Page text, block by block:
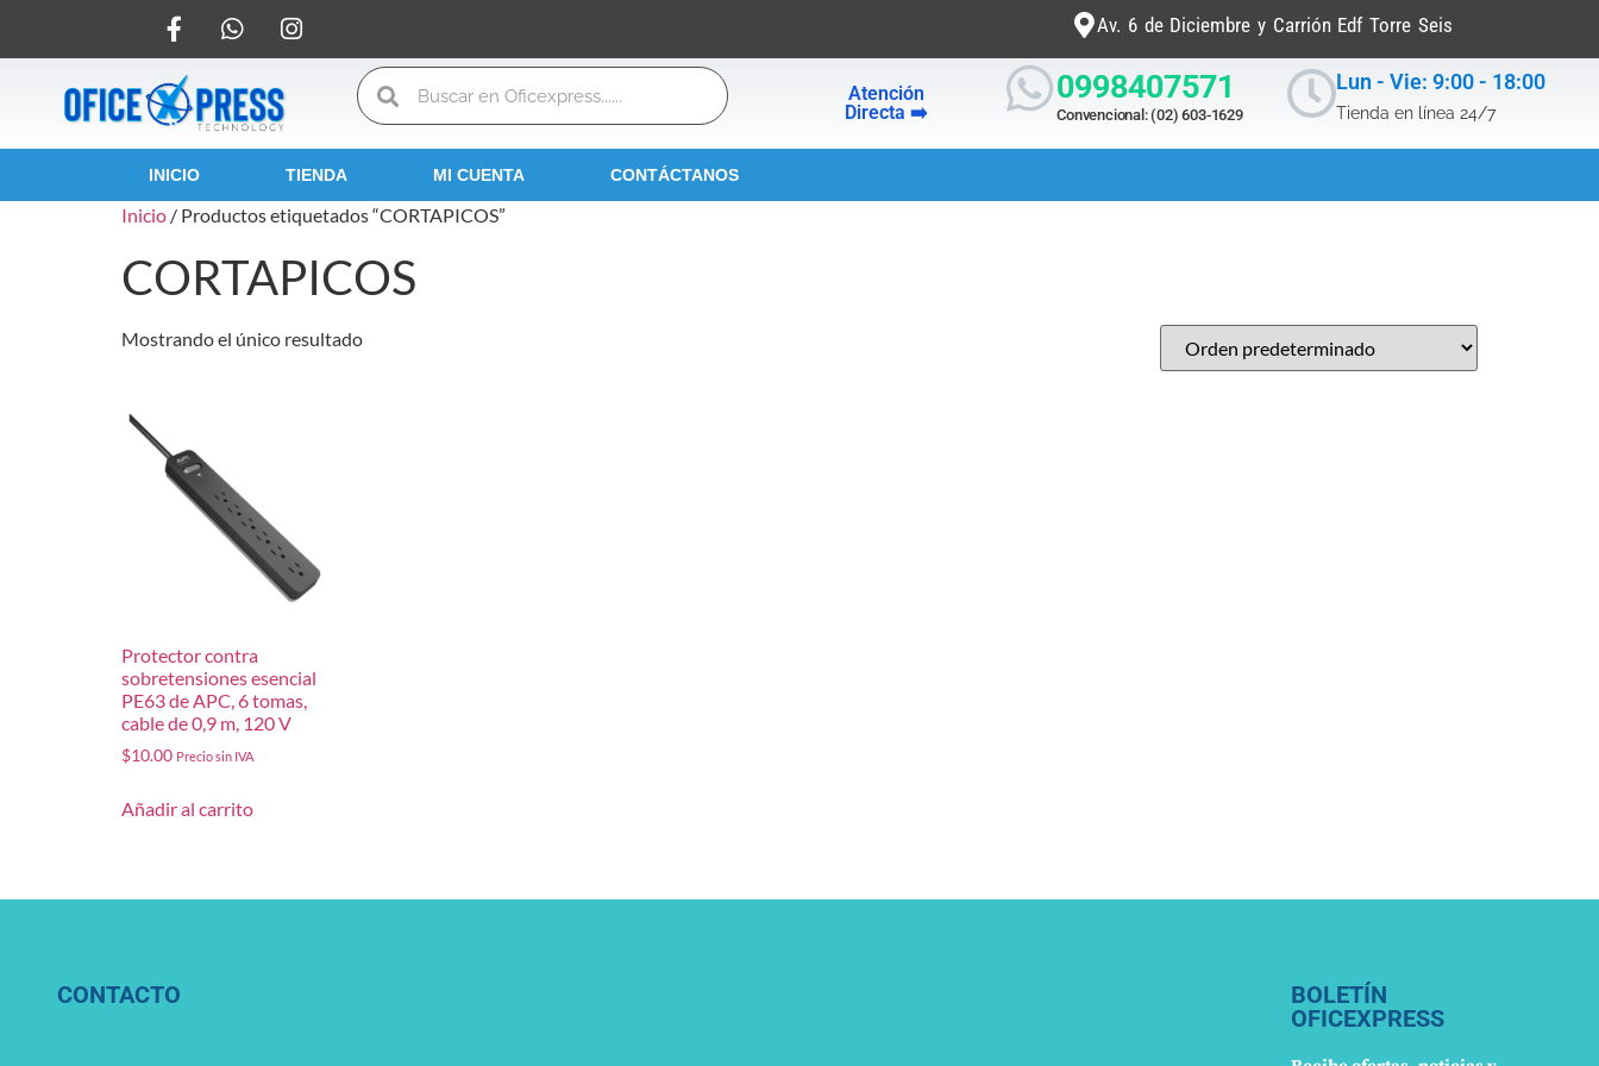
Av. 6 de Diciembre y Carrión Edf Torre Seis
Atención
Directa ➡️
0998407571
Convencional: (02) 603-1629
Lun - Vie: 9:00 - 18:00
Tienda en línea 24/7
INICIO TIENDA MI CUENTA CONTÁCTANOS
Inicio / Productos etiquetados “CORTAPICOS”
CORTAPICOS
Mostrando el único resultado
Protector contra
sobretensiones esencial
PE63 de APC, 6 tomas,
cable de 0,9 m, 120 V
$10.00 Precio sin IVA
Añadir al carrito
CONTACTO
BOLETÍN
OFICEXPRESS